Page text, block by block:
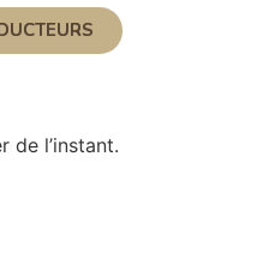
de l’instant.